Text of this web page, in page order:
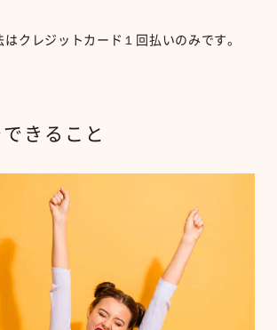
クレジットカード１回払いのみです。
きること